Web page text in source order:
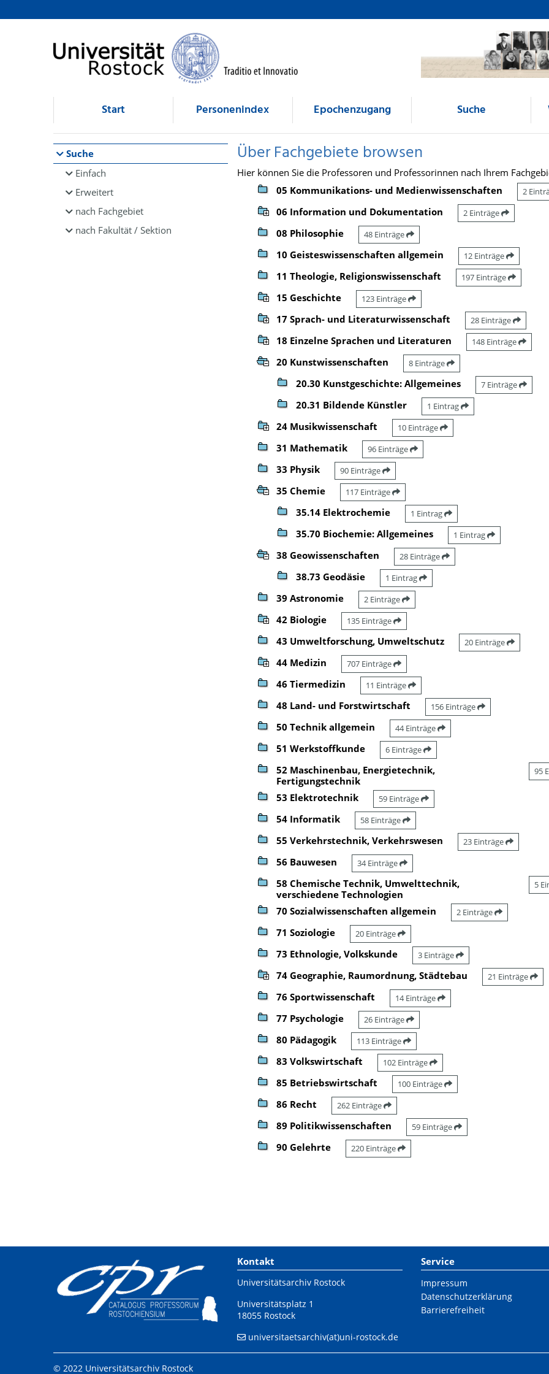
Browsen
direkt zum Inhalt
Start Personenindex Epochenzugang Suche
Suche
Einfach
Erweitert
nach Fachgebiet
nach Fakultät / Sektion
Über Fachgebiete browsen
Hier können Sie die Professoren und Professorinnen nach Ihrem
05 Kommunikations- und Medienwissenschaften
2
06 Information und Dokumentation 2 Einträge
08 Philosophie 48 Einträge
10 Geisteswissenschaften allgemein 12 Einträge
11 Theologie, Religionswissenschaft 197 Einträge
15 Geschichte 123 Einträge
17 Sprach- und Literaturwissenschaft 28 Einträge
18 Einzelne Sprachen und Literaturen 148 Einträge
20 Kunstwissenschaften 8 Einträge
20.30 Kunstgeschichte: Allgemeines 7 Einträge
20.31 Bildende Künstler 1 Eintrag
24 Musikwissenschaft 10 Einträge
31 Mathematik 96 Einträge
33 Physik 90 Einträge
35 Chemie 117 Einträge
35.14 Elektrochemie 1 Eintrag
35.70 Biochemie: Allgemeines 1 Eintrag
38 Geowissenschaften 28 Einträge
38.73 Geodäsie 1 Eintrag
39 Astronomie 2 Einträge
42 Biologie 135 Einträge
43 Umweltforschung, Umweltschutz 20 Einträge
44 Medizin 707 Einträge
46 Tiermedizin 11 Einträge
48 Land- und Forstwirtschaft 156 Einträge
50 Technik allgemein 44 Einträge
51 Werkstoffkunde 6 Einträge
52 Maschinenbau, Energietechnik,
Fertigungstechnik
95
53 Elektrotechnik 59 Einträge
54 Informatik 58 Einträge
55 Verkehrstechnik, Verkehrswesen 23 Einträge
56 Bauwesen 34 Einträge
58 Chemische Technik, Umwelttechnik,
verschiedene Technologien
5
70 Sozialwissenschaften allgemein 2 Einträge
71 Soziologie 20 Einträge
73 Ethnologie, Volkskunde 3 Einträge
74 Geographie, Raumordnung, Städtebau 21 Einträge
76 Sportwissenschaft 14 Einträge
77 Psychologie 26 Einträge
80 Pädagogik 113 Einträge
83 Volkswirtschaft 102 Einträge
85 Betriebswirtschaft 100 Einträge
86 Recht 262 Einträge
89 Politikwissenschaften 59 Einträge
90 Gelehrte 220 Einträge
Kontakt
Universitätsarchiv Rostock
Universitätsplatz 1
18055 Rostock
universitaetsarchiv(at)uni-rostock.de
Service
Impressum
Datenschutzerklärung
Barrierefreiheit
© 2022 Universitätsarchiv Rostock